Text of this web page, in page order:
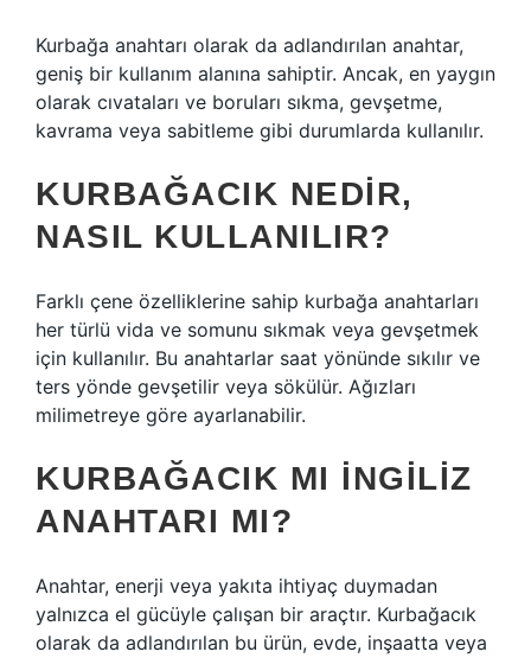
Kurbağa anahtarı olarak da adlandırılan anahtar,
geniş bir kullanım alanına sahiptir. Ancak, en yaygın
olarak cıvataları ve boruları sıkma, gevşetme,
kavrama veya sabitleme gibi durumlarda kullanılır.
KURBAĞACIK NEDIR,
NASIL KULLANILIR?
Farklı çene özelliklerine sahip kurbağa anahtarları
her türlü vida ve somunu sıkmak veya gevşetmek
için kullanılır. Bu anahtarlar saat yönünde sıkılır ve
ters yönde gevşetilir veya sökülür. Ağızları
milimetreye göre ayarlanabilir.
KURBAĞACIK MI İNGILIZ
ANAHTARI MI?
Anahtar, enerji veya yakıta ihtiyaç duymadan
yalnızca el gücüyle çalışan bir araçtır. Kurbağacık
olarak da adlandırılan bu ürün, evde, inşaatta veya